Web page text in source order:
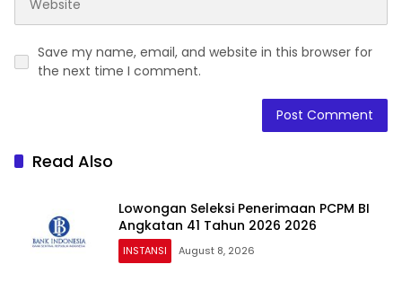
Save my name, email, and website in this browser for
the next time I comment.
Read Also
Lowongan Seleksi Penerimaan PCPM BI
Angkatan 41 Tahun 2026 2026
INSTANSI August 8, 2026